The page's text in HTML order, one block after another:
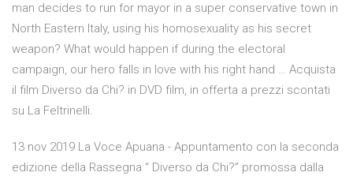
man decides to run for mayor in a super conservative town in
North Eastern Italy, using his homosexuality as his secret
weapon? What would happen if during the electoral
campaign, our hero falls in love with his right hand … Acquista
il film Diverso da Chi? in DVD film, in offerta a prezzi scontati
su La Feltrinelli.
13 nov 2019 La Voce Apuana - Appuntamento con la seconda
edizione della Rassegna “ Diverso da Chi?” promossa dalla